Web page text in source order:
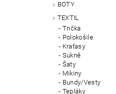
BOTY
TEXTIL
Trička
Polokošile
Kraťasy
Sukně
Šaty
Mikiny
Bundy/Vesty
Tepláky